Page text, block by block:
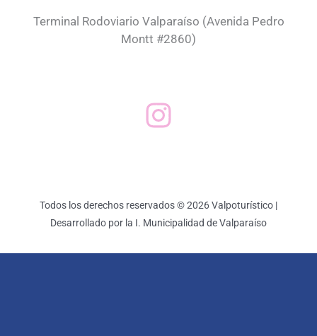
Terminal Rodoviario Valparaíso (Avenida Pedro
Montt #2860)
Todos los derechos reservados © 2026 Valpoturístico |
Desarrollado por la I. Municipalidad de Valparaíso